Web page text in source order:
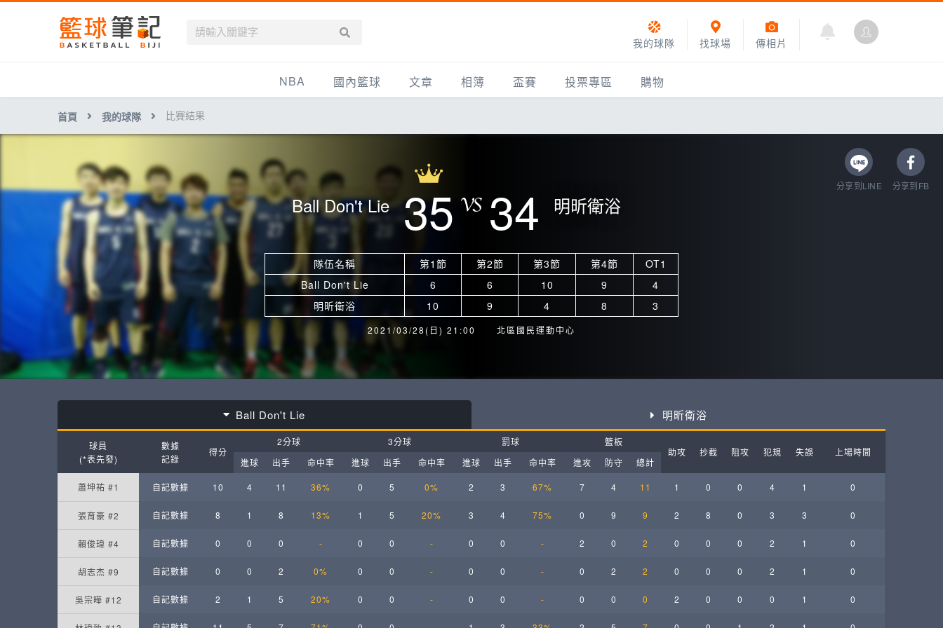
傳相片
找球場
我的球隊
NBA
賽程
戰績排名
球隊資訊
國內籃球
UBA
HBL
文章
產品活動
知識分享
球鞋開箱
主打專題
相簿
影片專區
盃賽
SHUBL世新籃球聯盟
SBC輔大超級盃
三重女子籃球聯盟
淡水豆花聯盟
EMPOWER引爆運動訓練
月見山Max League
ELITE週日籃球聯盟-中壢場
投票專區 購物
首頁 我的球隊 比賽結果
分享到LINE 分享到FB
Ball Don't Lie 35 34 明昕衛浴
隊伍名稱 第1節 第2節 第3節 第4節
OT1
Ball Don't Lie
6 6 10 9
4
明昕衛浴
10 9 4 8 3
2021/03/28(日) 21:00 北區國民運動中心
Ball Don't Lie 明昕衛浴
球員
(*表先發)
數據
記錄
得分
2分球 3分球 罰球
籃板
助攻
抄截 阻攻 犯規 失誤
上場時間
進球
出手 命中率 進球 出手 命中率 進球 出手 命中率 進攻 防守 總計
蕭坤祐 #1 自記數據 10 4 11 36% 0 5 0% 2 3 67% 7 4 11 1 0 0 4 1 0
張育豪 #2 自記數據 8 1 8 13% 1 5 20% 3 4 75% 0 9 9 2 8 0 3 3 0
賴俊瑋 #4 自記數據 0 0 0 - 0 0 - 0 0 - 2 0 2 0 0 0 2 1 0
胡志杰 #9 自記數據 0 0 2 0% 0 0 - 0 0 - 0 2 2 0 0 0 2 1 0
吳宗曄 #12 自記數據 2 1 5 20% 0 0 - 0 0 - 0 0 0 2 0 0 0 1 0